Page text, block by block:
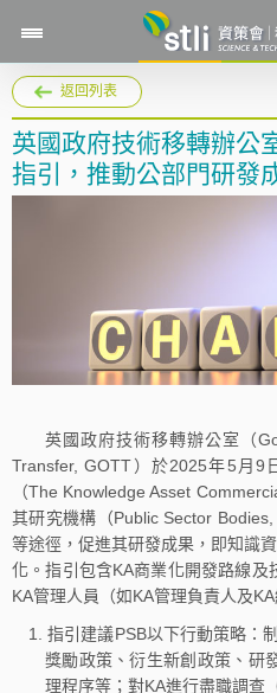
返回列表
英國政府技術移轉辦公
指引，推動公部門研發
英國政府技術移轉辦公室（
Transfer, GOTT）於2025年5月9
（The Knowledge Asset
其研究機構（Public Sector
等途徑，促進其研發成果，即知識
化。指引包含KA商業化開發路線及
KA管理人員（如KA管理負責人及
1. 指引建議PSB以下行動策略：
獎勵政策、衍生新創政策、研
理程序等；對KA進行盡職調查